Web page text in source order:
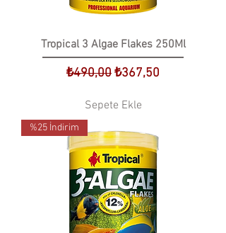
Tropical 3 Algae Flakes 250Ml
Normal Fiyat
₺490,00İndirimli Fiyat
₺367,50
Sepete Ekle
%25 İndirim